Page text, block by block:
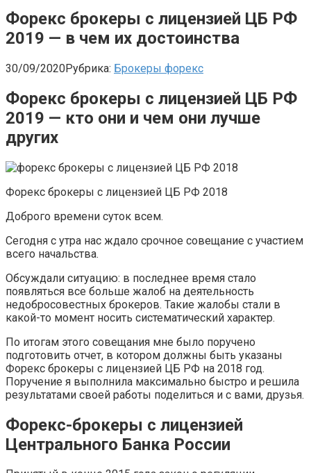
Форекс брокеры с лицензией ЦБ РФ
2019 — в чем их достоинства
30/09/2020Рубрика: Брокеры форекс
Форекс брокеры с лицензией ЦБ РФ
2019 — кто они и чем они лучше
других
Форекс брокеры с лицензией ЦБ РФ 2018
Доброго времени суток всем.
Сегодня с утра нас ждало срочное совещание с участием
всего начальства.
Обсуждали ситуацию: в последнее время стало
появляться все больше жалоб на деятельность
недобросовестных брокеров. Такие жалобы стали в
какой-то момент носить систематический характер.
По итогам этого совещания мне было поручено
подготовить отчет, в котором должны быть указаны
Форекс брокеры с лицензией ЦБ РФ на 2018 год.
Поручение я выполнила максимально быстро и решила
результатами своей работы поделиться и с вами, друзья.
Форекс-брокеры с лицензией
Центрального Банка России